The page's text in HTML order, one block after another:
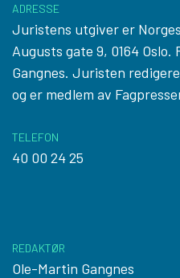
ADRESSE
Juristens utgiver er
Augusts gate 9, 0164
Gangnes. Juristen
og er medlem av
TELEFON
40 00 24 25
REDAKTØR
Ole-Martin Gangnes